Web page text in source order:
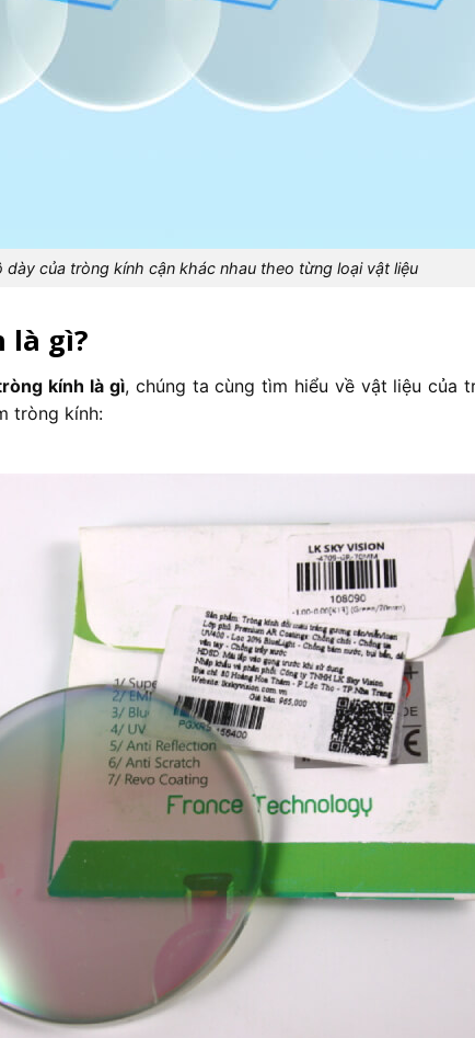
dày của tròng kính cận khác nhau theo từng loại vật liệu
là gì?
kính là gì, chúng ta cùng tìm hiểu về vật liệu của
tròng kính: